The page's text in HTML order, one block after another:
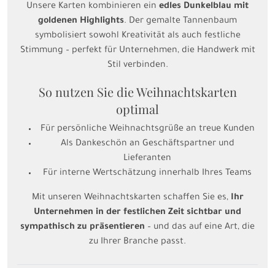
Unsere Karten kombinieren ein edles Dunkelblau mit
goldenen Highlights. Der gemalte Tannenbaum
symbolisiert sowohl Kreativität als auch festliche
Stimmung – perfekt für Unternehmen, die Handwerk mit
Stil verbinden.
So nutzen Sie die Weihnachtskarten
optimal
Für persönliche Weihnachtsgrüße an treue Kunden
Als Dankeschön an Geschäftspartner und
Lieferanten
Für interne Wertschätzung innerhalb Ihres Teams
Mit unseren Weihnachtskarten schaffen Sie es, Ihr
Unternehmen in der festlichen Zeit sichtbar und
sympathisch zu präsentieren – und das auf eine Art, die
zu Ihrer Branche passt.